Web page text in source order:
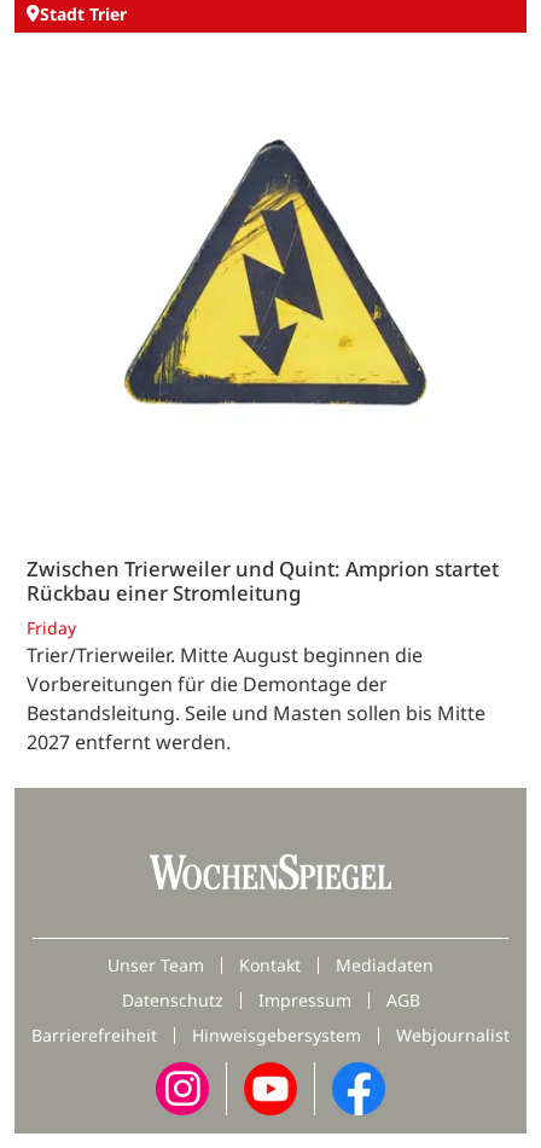
Stadt Trier
Zwischen Trierweiler und Quint: Amprion startet
Rückbau einer Stromleitung
Friday
Trier/Trierweiler. Mitte August beginnen die
Vorbereitungen für die Demontage der
Bestandsleitung. Seile und Masten sollen bis Mitte
2027 entfernt werden.
Unser Team Kontakt
Mediadaten
Datenschutz
Impressum
AGB
Barrierefreiheit
Hinweisgebersystem Webjournalist